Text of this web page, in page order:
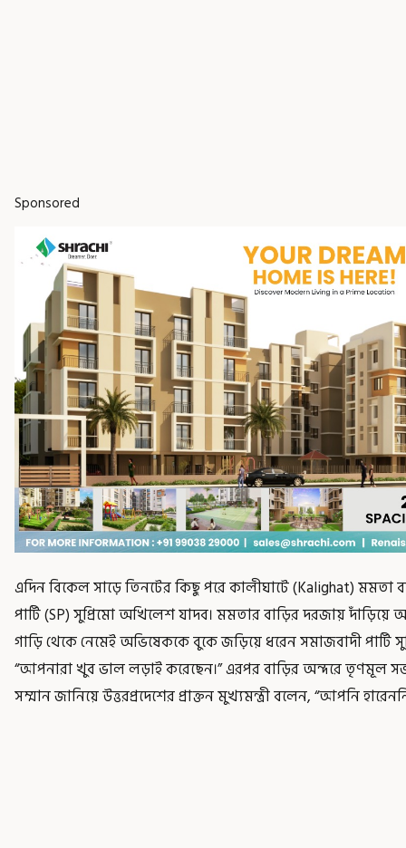
Sponsored
এদিন বিকেল সাড়ে তিনটের কিছু পরে কালীঘাটে (Kalighat) মমতা
পার্টি (SP) সুপ্রিমো অখিলেশ যাদব। মমতার বাড়ির দরজায়
গাড়ি থেকে নেমেই অভিষেককে বুকে জড়িয়ে ধরেন সমাজবাদী পার্টি
“আপনারা খুব ভাল লড়াই করেছেন।” এরপর বাড়ির অন্দরে তৃণমূল
সম্মান জানিয়ে উত্তরপ্রদেশের প্রাক্তন মুখ্যমন্ত্রী বলেন, “আপনি